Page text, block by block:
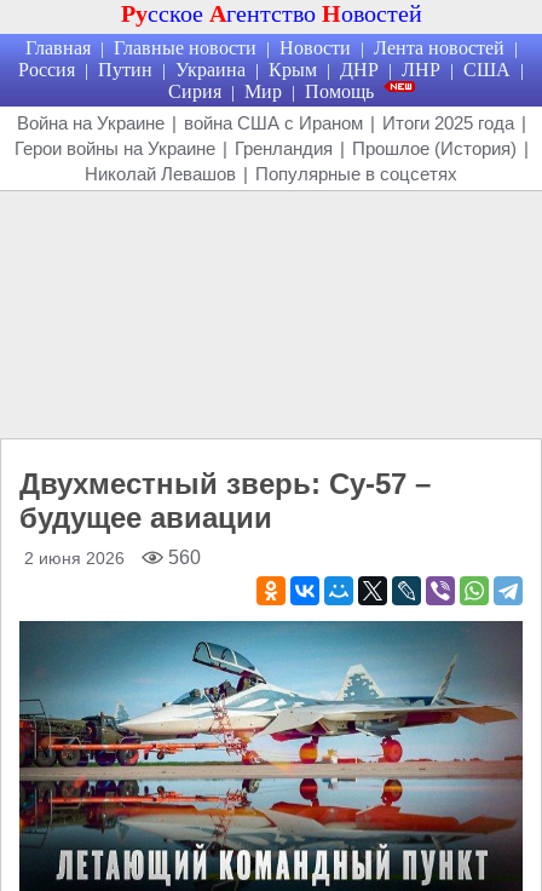
Русское Агентство Новостей
Главная | Главные новости | Новости | Лента новостей |
Россия | Путин | Украина | Крым | ДНР | ЛНР | США |
Сирия | Мир | Помощь
Война на Украине | война США с Ираном | Итоги 2025 года |
Герои войны на Украине | Гренландия | Прошлое (История) |
Николай Левашов | Популярные в соцсетях
Двухместный зверь: Су-57 –
будущее авиации
2 июня 2026 560